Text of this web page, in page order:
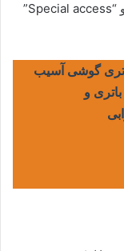
روی آیکون سه نقطه ضربه بزنید و از منو “Special access”
گوشی آسیب
و